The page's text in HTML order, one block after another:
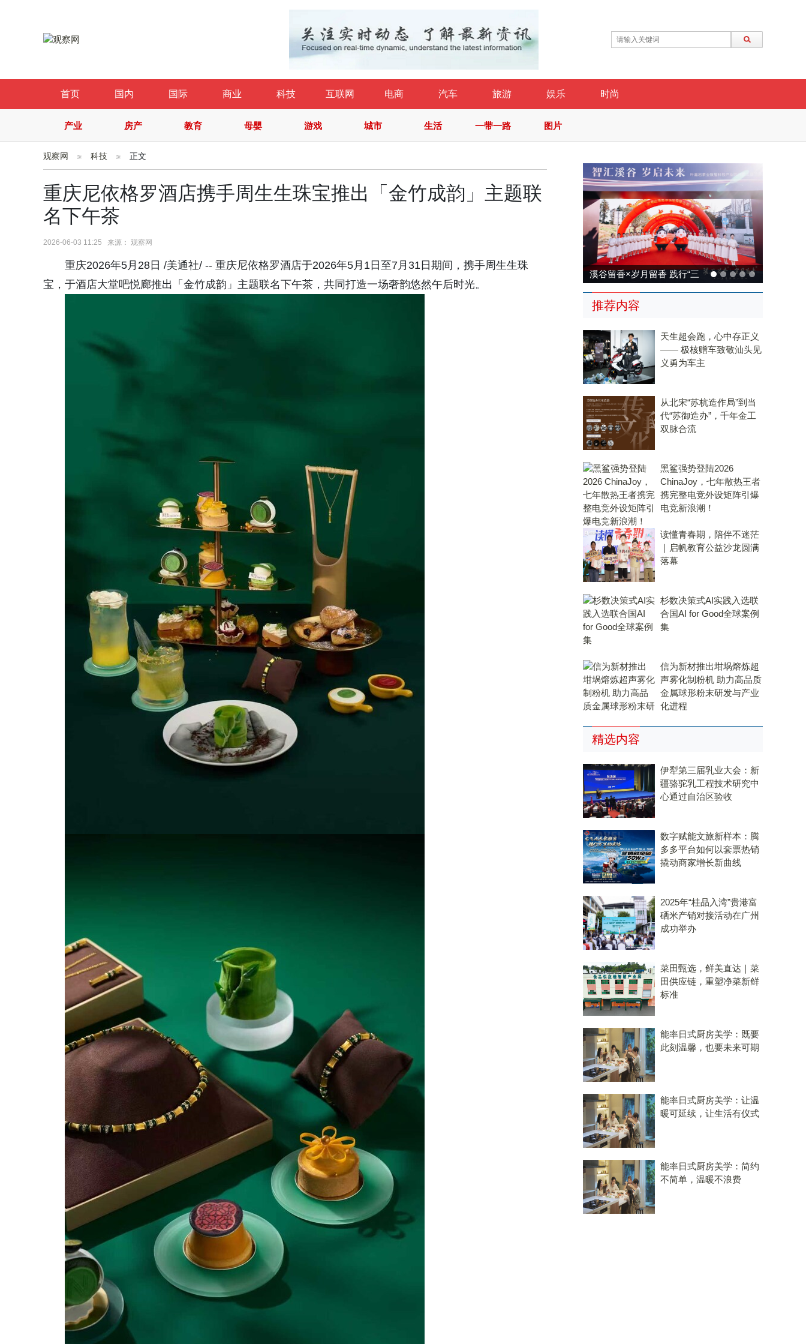
首页 国内 国际 商业 科技 互联网 电商 汽车 旅游 娱乐 时尚
产业 房产 教育 母婴 游戏 城市 生活 一带一路 图片
观察网 科技 正文
重庆尼依格罗酒店携手周生生珠宝推出「金竹成韵」主题联
名下午茶
2026-06-03 11:25 来源： 观察网
重庆2026年5月28日 /美通社/ -- 重庆尼依格罗酒店于2026年5月1日至7月31日期间，携手周生生珠
宝，于酒店大堂吧悦廊推出「金竹成韵」主题联名下午茶，共同打造一场奢韵悠然午后时光。
溪谷留香×岁月留香 践行“三
茶统筹”，传承传统，科技兴
推荐内容
天生超会跑，心中存正义
—— 极核赠车致敬汕头见
义勇为车主
从北宋“苏杭造作局”到当
代“苏御造办”，千年金工
双脉合流
黑鲨强势登陆2026
ChinaJoy，七年散热王者
携完整电竞外设矩阵引爆
电竞新浪潮！
读懂青春期，陪伴不迷茫
｜启帆教育公益沙龙圆满
落幕
杉数决策式AI实践入选联
合国AI for Good全球案例
集
信为新材推出坩埚熔炼超
声雾化制粉机 助力高品质
金属球形粉末研发与产业
化进程
精选内容
伊犁第三届乳业大会：新
疆骆驼乳工程技术研究中
心通过自治区验收
数字赋能文旅新样本：腾
多多平台如何以套票热销
撬动商家增长新曲线
2025年“桂品入湾”贵港富
硒米产销对接活动在广州
成功举办
菜田甄选，鲜美直达｜菜
田供应链，重塑净菜新鲜
标准
能率日式厨房美学：既要
此刻温馨，也要未来可期
能率日式厨房美学：让温
暖可延续，让生活有仪式
能率日式厨房美学：简约
不简单，温暖不浪费